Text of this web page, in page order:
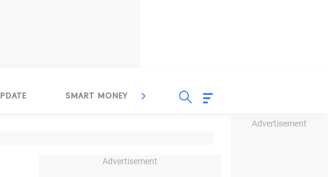
Advertisement
SMART MONEY INSPIRASI BISNIS
Advertisement